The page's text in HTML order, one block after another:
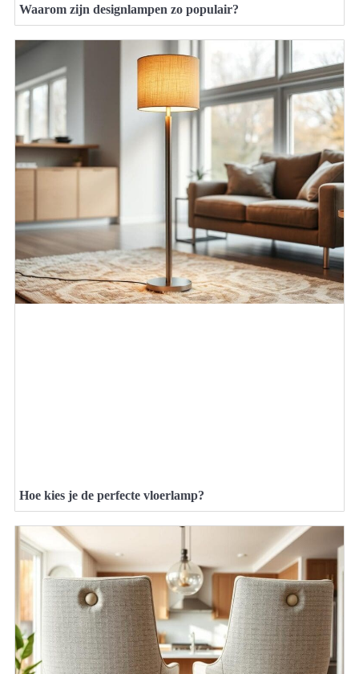
Waarom zijn designlampen zo populair?
Hoe kies je de perfecte vloerlamp?